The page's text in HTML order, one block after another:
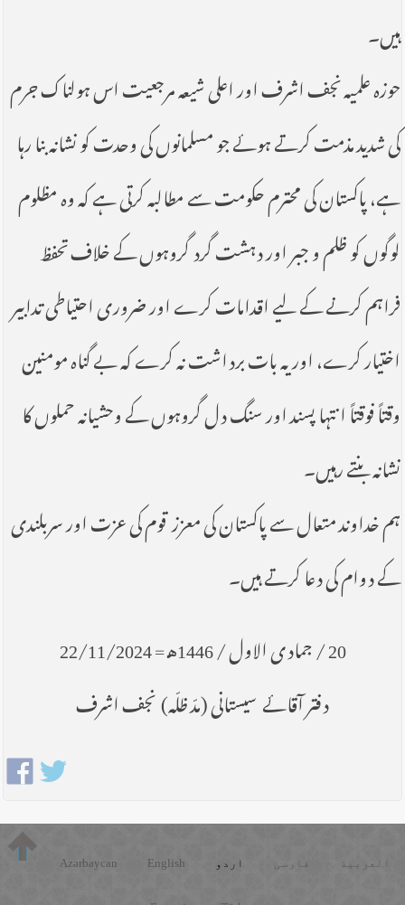
ہیں۔
حوزہ علمیہ نجف اشرف اور اعلی شیعہ مرجعیت اس ہولناک جرم
کی شدید مذمت کرتے ہوئے جو مسلمانوں کی وحدت کو نشانہ بنا رہا
ہے، پاکستان کی محترم حکومت سے مطالبہ کرتی ہے کہ وہ مظلوم
لوگوں کو ظلم و جبر اور دہشت گرد گروہوں کے خلاف تحفظ
فراہم کرنے کے لیے اقدامات کرے اور ضروری احتیاطی تدابیر
اختیار کرے، اور یہ بات برداشت نہ کرے کہ بے گناہ مومنین
وقتاً فوقتاً انتہا پسند اور سنگ دل گروہوں کے وحشیانہ حملوں کا
نشانہ بنتے رہیں۔
ہم خداوند متعال سے پاکستان کی معزز قوم کی عزت اور سربلندی
کے دوام کی دعا کرتے ہیں۔
20 / جمادی الاول / 1446هـ = 22/11/2024
دفتر آقائے سیستانی (مدّ ظلّه) ـ نجف اشرف
العربية فارسی اردو English
Azərbaycan